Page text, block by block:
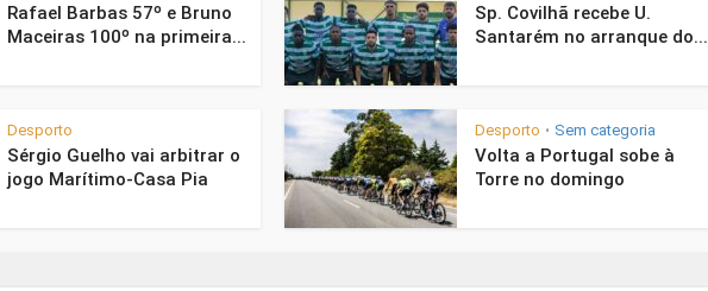
Rafael Barbas 57º e Bruno
Maceiras 100º na primeira...
Sp. Covilhã recebe U.
Santarém no arranque do...
Desporto
Sérgio Guelho vai arbitrar o
jogo Marítimo-Casa Pia
Desporto • Sem categoria
Volta a Portugal sobe à
Torre no domingo